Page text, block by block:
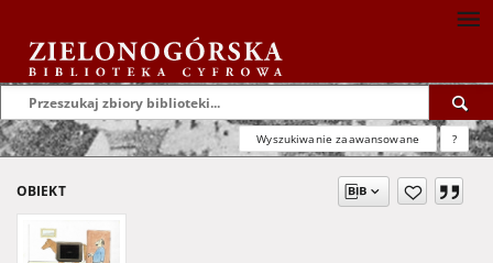
Wyszukiwanie zaawansowane ?
OBIEKT